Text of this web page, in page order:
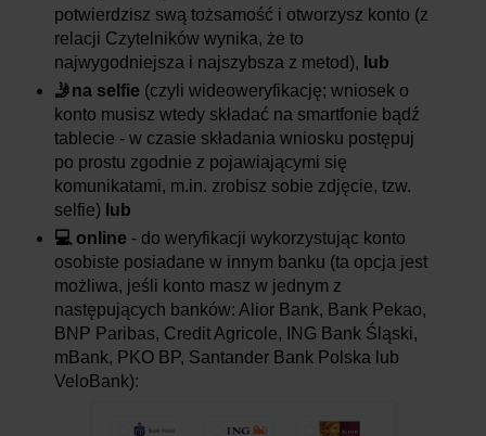
potwierdzisz swą tożsamość i otworzysz konto (z
relacji Czytelników wynika, że to
najwygodniejsza i najszybsza z metod), lub
🤳na selfie (czyli wideoweryfikację; wniosek o
konto musisz wtedy składać na smartfonie bądź
tablecie - w czasie składania wniosku postępuj
po prostu zgodnie z pojawiającymi się
komunikatami, m.in. zrobisz sobie zdjęcie, tzw.
selfie) lub
💻 online - do weryfikacji wykorzystując konto
osobiste posiadane w innym banku (ta opcja jest
możliwa, jeśli konto masz w jednym z
następujących banków: Alior Bank, Bank Pekao,
BNP Paribas, Credit Agricole, ING Bank Śląski,
mBank, PKO BP, Santander Bank Polska lub
VeloBank):